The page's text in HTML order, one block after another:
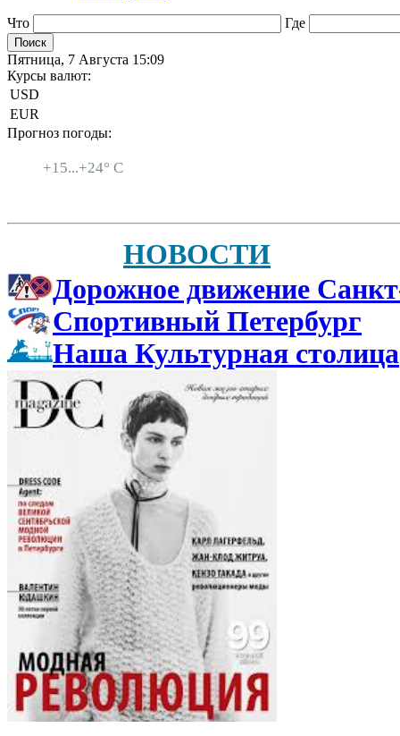
Что Где
Пятница, 7 Августа 15:09
Курсы валют:
USD
EUR
Прогноз погоды:
+15...+24° C
НОВОСТИ
Дорожное движение
Спортивный Петербург
Наша Культурная столица